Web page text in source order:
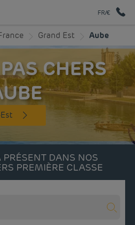
FR/€
Grand Est Aube
CHERS
PRÉSENT DANS NOS
PREMIÈRE CLASSE